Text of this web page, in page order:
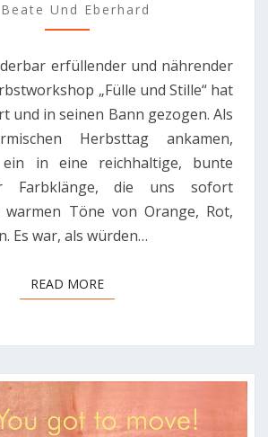
UND
STILLE“
Beate Und Eberhard
erfüllender und nährender
„Fülle und Stille“ hat
und in seinen Bann gezogen. Als
Herbsttag ankamen,
in eine reichhaltige, bunte
Farbklänge, die uns sofort
warmen Töne von Orange, Rot,
Es war, als würden…
READ MOREREAD MORE